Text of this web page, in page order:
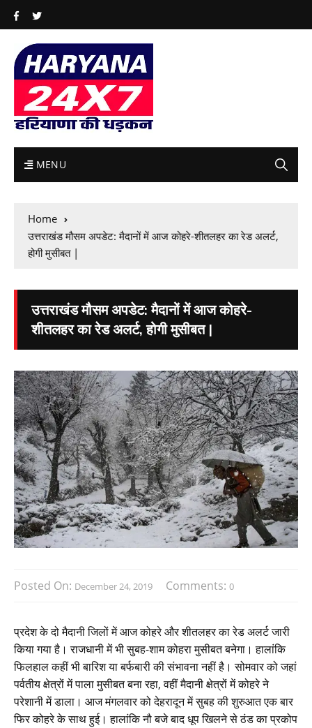
MENU
Home
उत्तराखंड मौसम अपडेट: मैदानों में आज कोहरे-शीतलहर का रेड अलर्ट,
होगी मुसीबत |
उत्तराखंड मौसम अपडेट: मैदानों में आज कोहरे-
शीतलहर का रेड अलर्ट, होगी मुसीबत |
Posted On: December 24, 2019 Comments: 0
प्रदेश के दो मैदानी जिलों में आज कोहरे और शीतलहर का रेड अलर्ट जारी
किया गया है। राजधानी में भी सुबह-शाम कोहरा मुसीबत बनेगा। हालांकि
फिलहाल कहीं भी बारिश या बर्फबारी की संभावना नहीं है। सोमवार को जहां
पर्वतीय क्षेत्रों में पाला मुसीबत बना रहा, वहीं मैदानी क्षेत्रों में कोहरे ने
परेशानी में डाला। आज मंगलवार को देहरादून में सुबह की शुरुआत एक बार
फिर कोहरे के साथ हुई। हालांकि नौ बजे बाद धूप खिलने से ठंड का प्रकोप